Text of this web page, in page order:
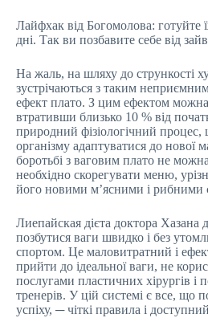
Лайфхак від Богомолова: готуйте
дні. Так ви позбавите себе від
На жаль, на шляху до стрункості
зустрічаються з таким
ефект плато. З цим ефектом можна
втративши близько 10 % від
природний фізіологічний процес,
організму адаптуватися до нової
боротьбі з ваговим плато не
необхідно скорегувати меню,
його новими м’ясними і рибними
Лиепайская дієта доктора Хазана
позбутися ваги швидко і без
спортом. Це маловитратний і
прийти до ідеальної ваги, не
послугами пластичних хірургів і
тренерів. У цій системі є все, що
успіху, ─ чіткі правила і